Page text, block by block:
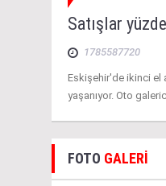
Satışlar
1785587720
Eskişehir'de ikinci el
yaşanıyor. Oto
FOTO GALERİ